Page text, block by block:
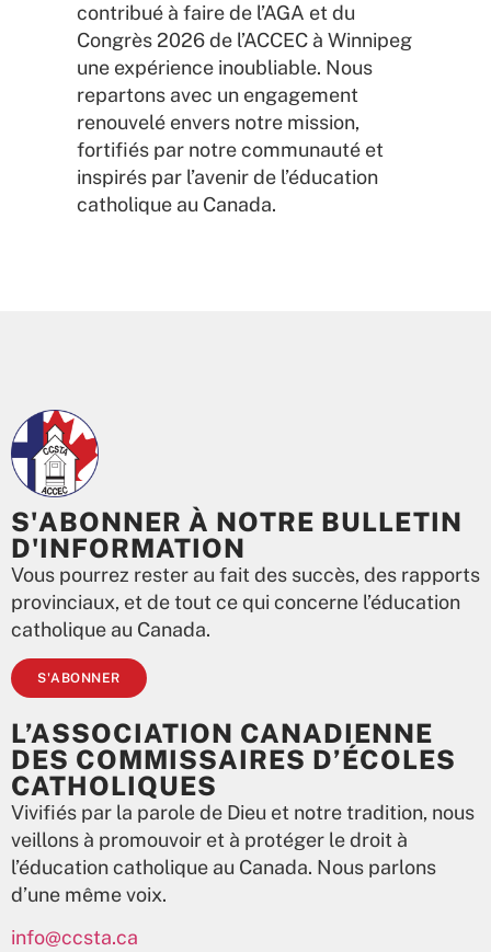
contribué à faire de l’AGA et du
Congrès 2026 de l’ACCEC à Winnipeg
une expérience inoubliable. Nous
repartons avec un engagement
renouvelé envers notre mission,
fortifiés par notre communauté et
inspirés par l’avenir de l’éducation
catholique au Canada.
S'ABONNER À NOTRE BULLETIN
D'INFORMATION
Vous pourrez rester au fait des succès, des rapports
provinciaux, et de tout ce qui concerne l’éducation
catholique au Canada.
S'ABONNER
L’ASSOCIATION CANADIENNE
DES COMMISSAIRES D’ÉCOLES
CATHOLIQUES
Vivifiés par la parole de Dieu et notre tradition, nous
veillons à promouvoir et à protéger le droit à
l’éducation catholique au Canada. Nous parlons
d’une même voix.
info@ccsta.ca